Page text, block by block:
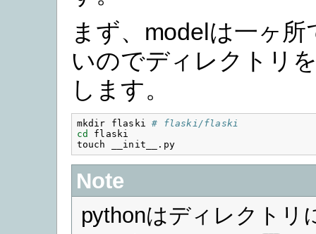
まず、modelは一ヶ
いのでディレクトリ
します。
mkdir flaski # flaski/flaski
cd flaski
Note
pythonはディレクトリ